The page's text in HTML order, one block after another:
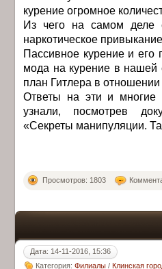
курение огромное
Из чего на самом деле
наркотическое
Пассивное курение и его
мода на курение в
план Гитлера в
Ответы на эти и
узнали, посмотрев
«Секреты манипуляции.
Просмотров: 1803
Дата: 14-11-2016, 15:36
Категория: Филиалы / Клинская